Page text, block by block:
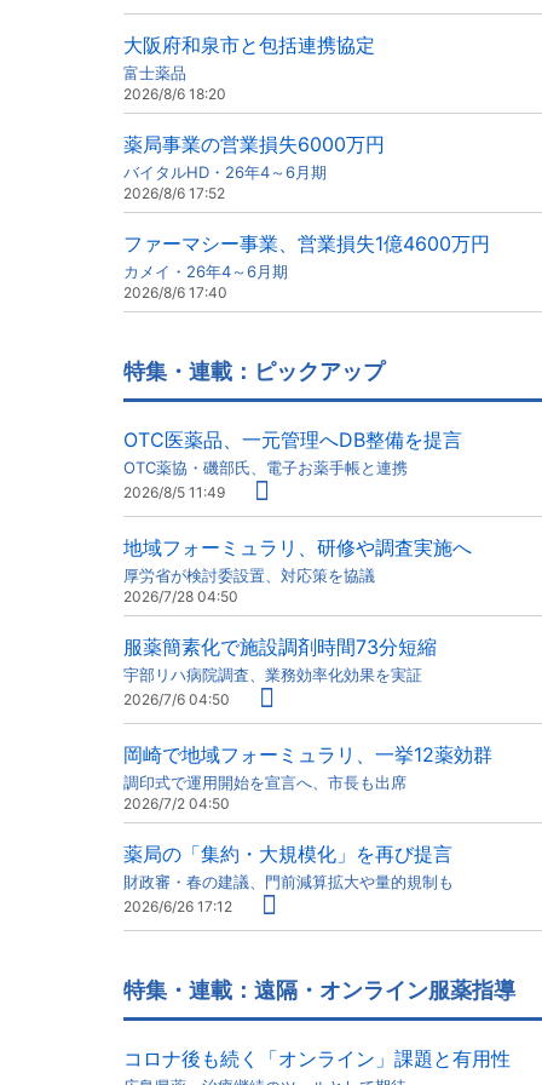
大阪府和泉市と包括連携協定
富士薬品
2026/8/6 18:20
薬局事業の営業損失6000万円
バイタルHD・26年4～6月期
2026/8/6 17:52
ファーマシー事業、営業損失1億4600万円
カメイ・26年4～6月期
2026/8/6 17:40
特集・連載：ピックアップ
OTC医薬品、一元管理へDB整備を提言
OTC薬協・磯部氏、電子お薬手帳と連携
2026/8/5 11:49
地域フォーミュラリ、研修や調査実施へ
厚労省が検討委設置、対応策を協議
2026/7/28 04:50
服薬簡素化で施設調剤時間73分短縮
宇部リハ病院調査、業務効率化効果を実証
2026/7/6 04:50
岡崎で地域フォーミュラリ、一挙12薬効群
調印式で運用開始を宣言へ、市長も出席
2026/7/2 04:50
薬局の「集約・大規模化」を再び提言
財政審・春の建議、門前減算拡大や量的規制も
2026/6/26 17:12
特集・連載：遠隔・オンライン服薬指導
コロナ後も続く「オンライン」課題と有用性